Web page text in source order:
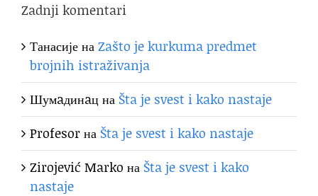
Zadnji komentari
ТанасијенаZašto je kurkuma predmet
brojnih istraživanja
Шумaдинaцна Šta je svest i kako nastaje
Profesorна Šta je svest i kako nastaje
Zirojević Marko на Šta je svest i kako
nastaje